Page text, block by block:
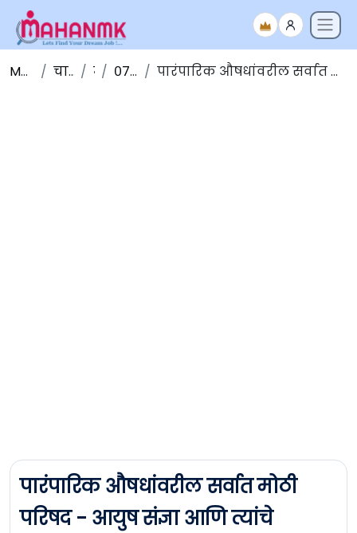
Maha NMK चालू घडामोडी मार्च ०७-मार्च-२०२० पारंपारिक औषधांवरील सर्वात मोठी परिषद - आयुष संज्ञा आणि त्यांचे मानकीकरण: नवी दिल्ली
पारंपारिक औषधांवरील सर्वात मोठी
परिषद - आयुष संज्ञा आणि त्यांचे